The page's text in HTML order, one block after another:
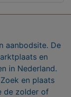
aanbodsite. De
en
in Nederland.
en plaats
de zolder of